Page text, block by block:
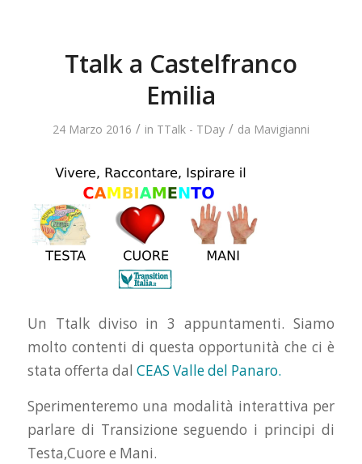
Ttalk a Castelfranco
Emilia
24 Marzo 2016 / in TTalk - TDay / da Mavigianni
Un Ttalk diviso in 3 appuntamenti. Siamo
molto contenti di questa opportunità che ci è
stata offerta dal CEAS Valle del Panaro.
Sperimenteremo una modalità interattiva per
parlare di Transizione seguendo i principi di
Testa,Cuore e Mani.